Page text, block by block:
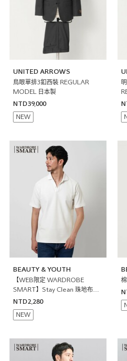
UNITED ARROWS
鳥眼單排3釦西裝 REGULAR
MODEL 日本製
NTD39,000
NEW
BEAUTY & YOUTH
【WEB限定 WARDROBE
SMART】Stay Clean 珠地布開
襟領POLO衫 抗菌防臭
NTD2,280
NEW